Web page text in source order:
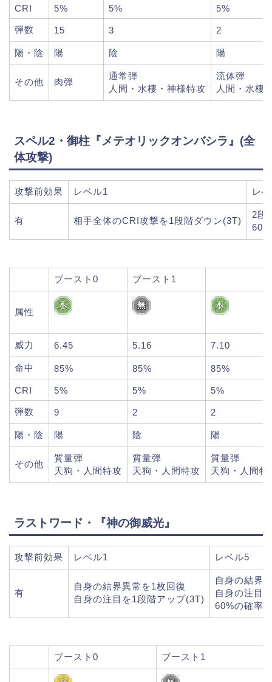
CRI 5% 5% 5%
弾数 15 3 2
陽・陰 陽 陰 陽
その他 肉弾
通常弾
人間・水棲・神様特攻
流体弾
人間・水棲
スペル2・御柱『メテオリックオンバシラ』(全
体攻撃)
攻撃前効果 レベル1 レ
有 相手全体のCRI攻撃を1段階ダウン(3T)
2段
ブースト0 ブースト1
属性
威力 6.45 5.16 7.10
命中 85% 85% 85%
CRI 5% 5% 5%
弾数 9 2 2
陽・陰 陽 陰 陽
その他
質量弾
天狗・人間特攻
質量弾
天狗・人間特攻
質量弾
天狗・人間特
ラストワード・『神の御威光』
攻撃前効果 レベル1 レベル5
有
自身の結界異常を1枚回復
自身の注目を1段階アップ(3T)
自身の結界
自身の注目
60%の確率
ブースト0 ブースト1